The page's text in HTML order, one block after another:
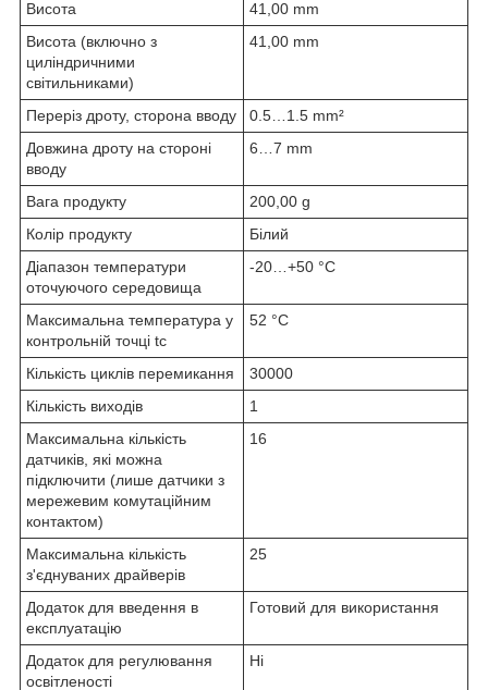
Висота
41,00 mm
Висота (включно з
циліндричними
світильниками)
41,00 mm
Переріз дроту, сторона вводу
0.5…1.5 mm²
Довжина дроту на стороні
вводу
6…7 mm
Вага продукту
200,00 g
Колір продукту
Білий
Діапазон температури
оточуючого середовища
-20…+50 °C
Максимальна температура у
контрольній точці tc
52 °C
Кількість циклів перемикання
30000
Кількість виходів
1
Максимальна кількість
датчиків, які можна
підключити (лише датчики з
мережевим комутаційним
контактом)
16
Максимальна кількість
з'єднуваних драйверів
25
Додаток для введення в
експлуатацію
Готовий для використання
Додаток для регулювання
освітленості
Ні